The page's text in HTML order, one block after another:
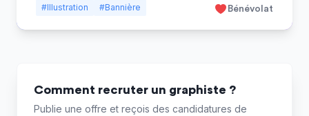
#Illustration #Bannière Bénévolat
Comment recruter un graphiste ?
Publie une offre et reçois des candidatures de